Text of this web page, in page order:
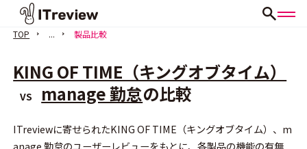
TOP ... 製品比較
KING OF TIME（キングオブタイム）
VS manage 勤怠の比較
ITreviewに寄せられたKING OF TIME（キングオブタイム）、m
anage 勤怠のユーザーレビューをもとに、各製品の機能の有無
会員登録（無料）